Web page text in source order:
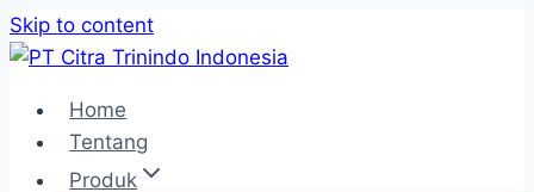
Skip to content
Home
Tentang
Produk